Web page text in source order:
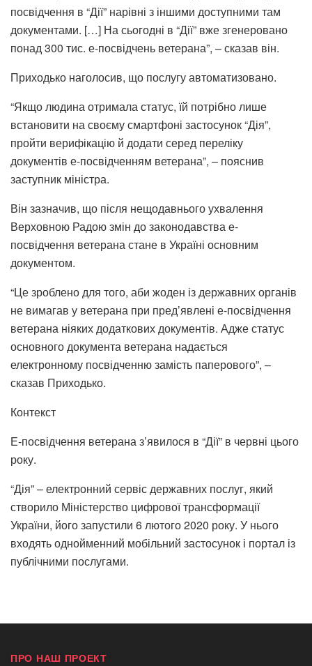
посвідчення в “Дії” нарівні з іншими доступними там
документами. […] На сьогодні в “Дії” вже згенеровано
понад 300 тис. е-посвідчень ветерана”, – сказав він.
Приходько наголосив, що послугу автоматизовано.
“Якщо людина отримала статус, їй потрібно лише
встановити на своєму смартфоні застосунок “Дія”,
пройти верифікацію й додати серед переліку
документів е-посвідченням ветерана”, – пояснив
заступник міністра.
Він зазначив, що після нещодавнього ухвалення
Верховною Радою змін до законодавства е-
посвідчення ветерана стане в Україні основним
документом.
“Це зроблено для того, аби жоден із державних органів
не вимагав у ветерана при пред’явлені е-посвідчення
ветерана ніяких додаткових документів. Адже статус
основного документа ветерана надається
електронному посвідченню замість паперового”, –
сказав Приходько.
Контекст
Е-посвідчення ветерана з’явилося в “Дії” в червні цього
року.
“Дія” – електронний сервіс державних послуг, який
створило Міністерство цифрової трансформації
України, йогозапустили 6 лютого 2020 року. У нього
входять однойменний мобільний застосунок і портал із
публічними послугами.
ПРО НАШ ПРОЕКТ